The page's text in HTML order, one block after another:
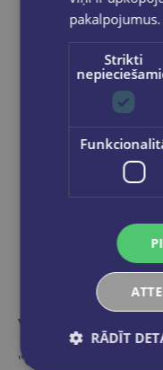
Vairāk nekā
"Globuss" ir ideāla
pakalpojumus.
Strikti
RĀDĪT